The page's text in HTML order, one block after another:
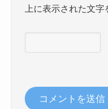
上に表示された文字